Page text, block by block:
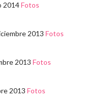
2014Fotos
2013 Fotos
2013 Fotos
2013 Fotos